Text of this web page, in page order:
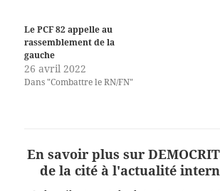
Le PCF 82 appelle au
rassemblement de la
gauche
26 avril 2022
Dans "Combattre le RN/FN"
En savoir plus sur
de la cité à l'actualité